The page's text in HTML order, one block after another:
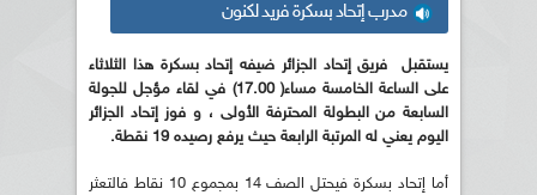
مدرب إتحاد بسكرة فريد لكنون
يستقبل فريق إتحاد الجزائر ضيفه إتحاد بسكرة هذا الثلاثاء
على الساعة الخامسة مساء( 17.00) في لقاء مؤجل للجولة
السابعة من البطولة المحترفة الأولى ، و فوز إتحاد الجزائر
اليوم يعني له المرتبة الرابعة حيث يرفع رصيده 19 نقطة.
أما إتحاد بسكرة فيحتل الصف 14 بمجموع 10 نقاط فالتعثر